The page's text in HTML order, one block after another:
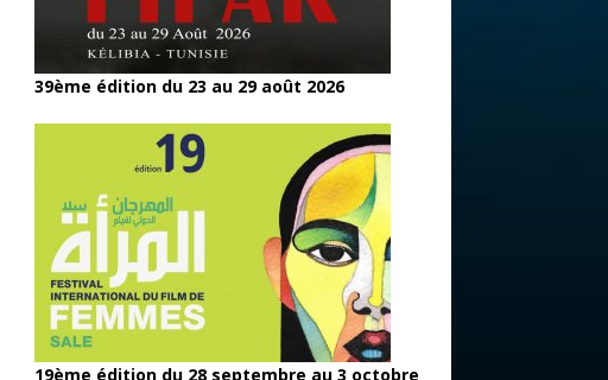
39ème édition du 23 au 29 août 2026
19ème édition du 28 septembre au 3 octobre